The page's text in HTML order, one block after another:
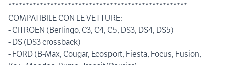
***************************************************
COMPATIBILE CON LE VETTURE:
- CITROEN (Berlingo, C3, C4, C5, DS3, DS4, DS5)
- DS (DS3 crossback)
- FORD (B-Max, Cougar, Ecosport, Fiesta, Focus, Fusion,